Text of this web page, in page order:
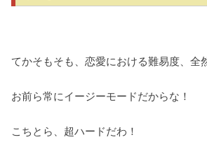
てかそもそも、恋愛における難易度、全
お前ら常にイージーモードだからな！
こちとら、超ハードだわ！